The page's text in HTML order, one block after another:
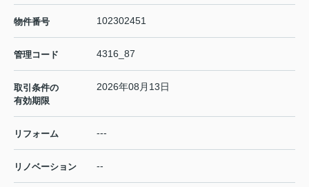
物件番号 102302451
管理コード 4316_87
取引条件の
有効期限
2026年08月13日
リフォーム ---
リノベーション --